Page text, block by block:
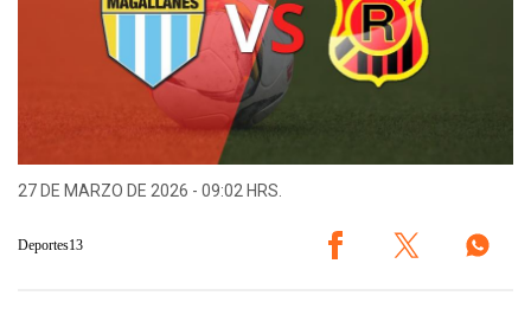
27 DE MARZO DE 2026 - 09:02 HRS.
Deportes13